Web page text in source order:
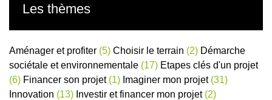
Les thèmes
Aménager et profiter (5) Choisir le terrain (2) Démarche
sociétale et environnementale (17) Etapes clés d'un projet
(6) Financer son projet(1) Imaginer mon projet(31)
Innovation (13) Investir et financer mon projet(2)